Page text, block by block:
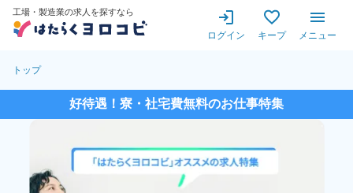
工場・製造業の求人を探すなら
ログイン キープ メニュー
トップ
好待遇！寮・社宅費無料のお仕事特集